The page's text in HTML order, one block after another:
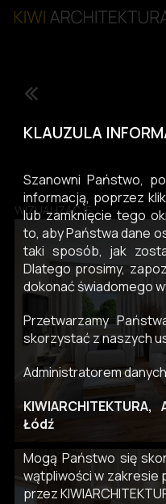
mieszkalnych, osiedle
WIZUALIZACJE
KLAUZULA
Szanowni Państwo,
informacją, poprzez
lub zamknięcie tego
to, aby Państwa dane
taki sposób, jak
Dlatego prosimy,
dokonać świadomego
Przetwarzamy
skorzystać z naszych
Administratorem
Łódź
Mogą Państwo się
wątpliwości w zakresie
przez